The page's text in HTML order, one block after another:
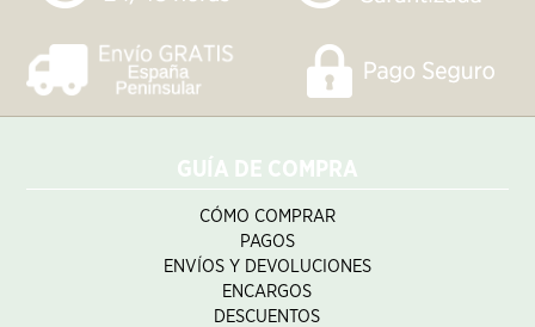
GUÍA DE COMPRA
CÓMO COMPRAR
PAGOS
ENVÍOS Y DEVOLUCIONES
ENCARGOS
DESCUENTOS